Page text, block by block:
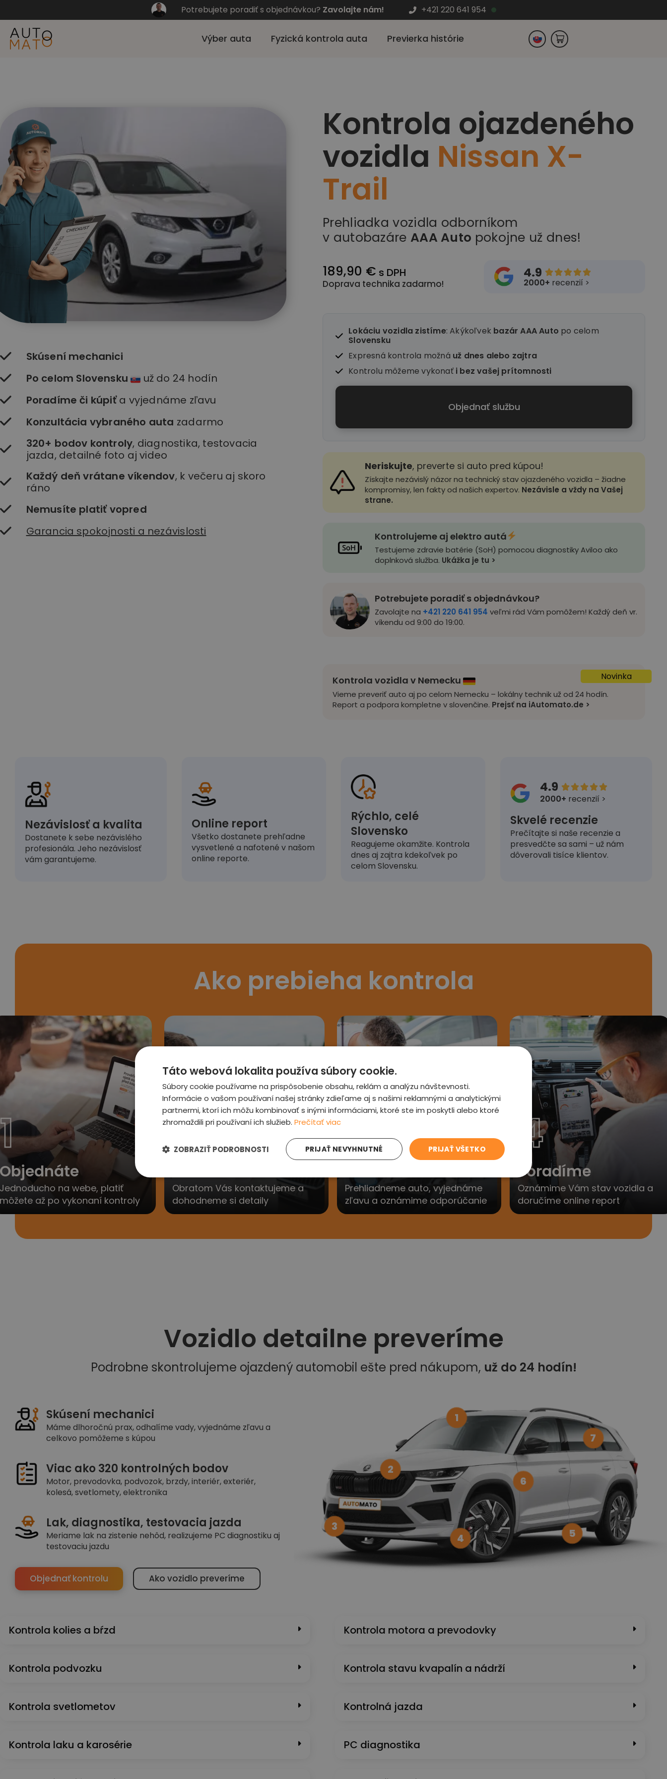
Potrebujete poradiť s objednávkou? Zavolajte nám! +421 220 641 954
Výber auta Fyzická kontrola auta Previerka histórie
Nemecko
Skúsení mechanici
Po celom Slovensku
už do 24 hodín
Poradíme či kúpiťa vyjednáme zľavu
Konzultácia vybraného auta zadarmo
320+ bodov kontroly, diagnostika, testovacia
jazda, detailné foto aj video
Každý deň vrátane víkendov, k večeru aj skoro
ráno
Nemusíte platiť vopred
Garancia spokojnosti a nezávislosti
Kontrola ojazdeného
vozidla Nissan X-
Trail
Prehliadka vozidla odborníkom
v autobazáre AAA Auto pokojne už dnes!
189,90 € s DPH
Doprava technika zadarmo!
4.9 
2000+ recenzií >
Lokáciu vozidla zistíme: Akýkoľvek bazár AAA Auto po celom
Slovensku
Expresná kontrola možná už dnes alebo zajtra
Kontrolu môžeme vykonať i bez vašej prítomnosti
Objednať službu
Neriskujte, preverte si auto pred kúpou!
Získajte nezávislý názor na technický stav ojazdeného vozidla – žiadne
kompromisy, len fakty od našich expertov. Nezávisle a vždy na Vašej
strane.
Kontrolujeme aj elektro autá
Testujeme zdravie batérie (SoH) pomocou diagnostiky Aviloo ako
doplnková služba. Ukážka je tu >
Potrebujete poradiť s objednávkou?
Zavolajte na +421 220 641 954 veľmi rád Vám pomôžem! Každý deň vr.
víkendu od 9:00 do 19:00.
Novinka
Kontrola vozidla v Nemecku
Vieme preveriť auto aj po celom Nemecku – lokálny technik už od 24 hodín.
Report a podpora kompletne v slovenčine. Prejsť na iAutomato.de >
Nezávislosť a kvalita
Dostanete k sebe nezávislého
profesionála. Jeho nezávislosť
vám garantujeme.
Online report
Všetko dostanete prehľadne
vysvetlené a nafotené v našom
online reporte.
Rýchlo, celé
Slovensko
Reagujeme okamžite. Kontrola
dnes aj zajtra kdekoľvek po
celom Slovensku.
4.9 
2000+ recenzií >
Skvelé recenzie
Prečítajte si naše recenzie a
presvedčte sa sami – už nám
dôverovali tisíce klientov.
Ako prebieha kontrola
1
Objednáte
Jednoducho na webe, platiť
môžete až po vykonaní kontroly
2
Obratom Vás kontaktujeme a
dohodneme si detaily
3
Prehliadneme auto, vyjednáme
zľavu a oznámime odporúčanie
4
Poradíme
Oznámime Vám stav vozidla a
doručíme online report
Vozidlo detailne preveríme
Podrobne skontrolujeme ojazdený automobil ešte pred nákupom, už do 24 hodín!
Skúsení mechanici
Máme dlhoročnú prax, odhalíme vady, vyjednáme zľavu a
celkovo pomôžeme s kúpou
Viac ako 320 kontrolných bodov
Motor, prevodovka, podvozok, brzdy, interiér, exteriér,
kolesá, svetlomety, elektronika
Lak, diagnostika, testovacia jazda
Meriame lak na zistenie nehôd, realizujeme PC diagnostiku aj
testovaciu jazdu
Objednať kontrolu Ako vozidlo preveríme
1
2
3
4
5
6
7
Kontrola kolies a bŕzd
Kontrola podvozku
Kontrola svetlometov
Kontrola laku a karosérie
Kontrola motora a prevodovky
Kontrola stavu kvapalín a nádrží
Kontrolná jazda
PC diagnostika
Táto webová lokalita používa súbory cookie.
Súbory cookie používame na prispôsobenie obsahu, reklám a analýzu návštevnosti.
Informácie o vašom používaní našej stránky zdieľame aj s našimi reklamnými a analytickými
partnermi, ktorí ich môžu kombinovať s inými informáciami, ktoré ste im poskytli alebo ktoré
zhromaždili pri používaní ich služieb. Prečítať viac
PRIJAŤ VŠETKO
PRIJAŤ NEVYHNUTNÉ
ZOBRAZIŤ PODROBNOSTI